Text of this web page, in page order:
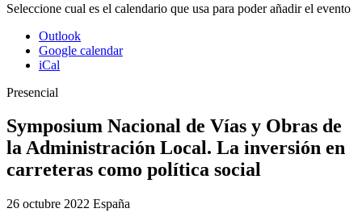
Seleccione cual es el calendario que usa para poder añadir el evento
Outlook
Google calendar
iCal
Presencial
Symposium Nacional de Vías y Obras de
la Administración Local. La inversión en
carreteras como política social
26 octubre 2022 España